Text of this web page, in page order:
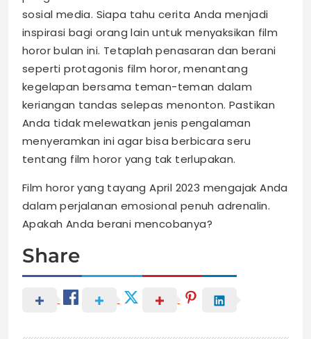
sosial media. Siapa tahu cerita Anda menjadi
inspirasi bagi orang lain untuk menyaksikan film
horor bulan ini. Tetaplah penasaran dan berani
seperti protagonis film horor, menantang
kegelapan bersama teman-teman dalam
keriangan tandas selepas menonton. Pastikan
Anda tidak melewatkan jenis pengalaman
menyeramkan ini agar bisa berbicara seru
tentang film horor yang tak terlupakan.
Film horor yang tayang April 2023 mengajak Anda
dalam perjalanan emosional penuh adrenalin.
Apakah Anda berani mencobanya?
Share